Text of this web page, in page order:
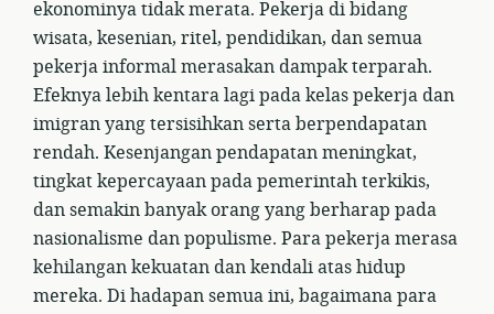
ekonominya tidak merata. Pekerja di bidang
wisata, kesenian, ritel, pendidikan, dan semua
pekerja informal merasakan dampak terparah.
Efeknya lebih kentara lagi pada kelas pekerja dan
imigran yang tersisihkan serta berpendapatan
rendah. Kesenjangan pendapatan meningkat,
tingkat kepercayaan pada pemerintah terkikis,
dan semakin banyak orang yang berharap pada
nasionalisme dan populisme. Para pekerja merasa
kehilangan kekuatan dan kendali atas hidup
mereka. Di hadapan semua ini, bagaimana para